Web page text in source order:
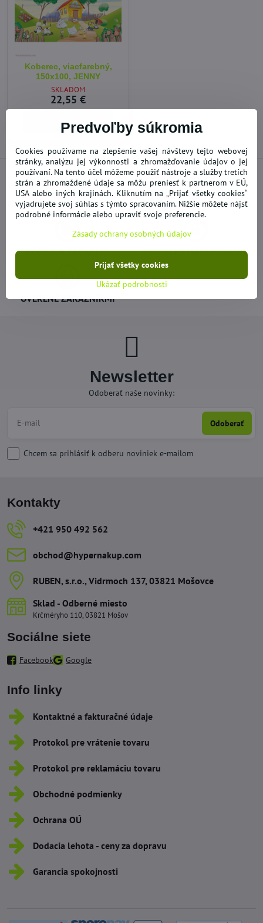
Koberec, viacfarebný,
150x100, JENNY
SKLADOM
22,55 €
Do košíka
NOVÝ A DOPLNENÝ TOVAR AKCIE - VÝPREDAJE
DOPRAVA ZADARMO BEZPEČNÉ NAKUPOVANIE
OVERENÉ ZÁKAZNÍKMI
Newsletter
Odoberať naše novinky:
Odoberať
Chcem sa prihlásiť k odberu noviniek e-mailom
Kontakty
+421 950 492 562
obchod​@hypernakup​.com
RUBEN, s​.r​.o​., Vidrmoch 137, 03821 Mošovce
Sklad - Odberné miesto
Krčméryho 110, 03821 Mošov
Sociálne siete
Facebook Google
Info linky
Kontaktné a fakturačné údaje
Protokol pre vrátenie tovaru
Protokol pre reklamáciu tovaru
Obchodné podmienky
Ochrana OÚ
Dodacia lehota - ceny za dopravu
Garancia spokojnosti
Predvoľby súkromia
Cookies používame na zlepšenie vašej návštevy tejto webovej
stránky, analýzu jej výkonnosti a zhromažďovanie údajov o jej
používaní. Na tento účel môžeme použiť nástroje a služby tretích
strán a zhromaždené údaje sa môžu preniesť k partnerom v EÚ,
USA alebo iných krajinách. Kliknutím na „Prijať všetky cookies“
vyjadrujete svoj súhlas s týmto spracovaním. Nižšie môžete nájsť
podrobné informácie alebo upraviť svoje preferencie.
Zásady ochrany osobných údajov
Ukázať podrobnosti
Prijať všetky cookies